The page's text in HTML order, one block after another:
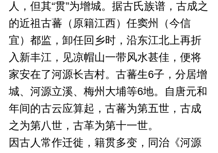
人，但其“贯”为增城。据古氏族谱，古成之
的近祖古蕃（原籍江西）任窦州（今信
宜）都监，卸任回乡时，沿东江北上再折
入新丰江，见凉帽山一带风水甚佳，便将
家安在了河源长吉村。古蕃生6子，分居增
城、河源立溪、梅州大埔等6地。自唐元和
年间的古云应算起，古蕃为第五世，古成
之为第八世，古革为第十一世。
因古人常作迁徙，籍贯多变，同治《河源